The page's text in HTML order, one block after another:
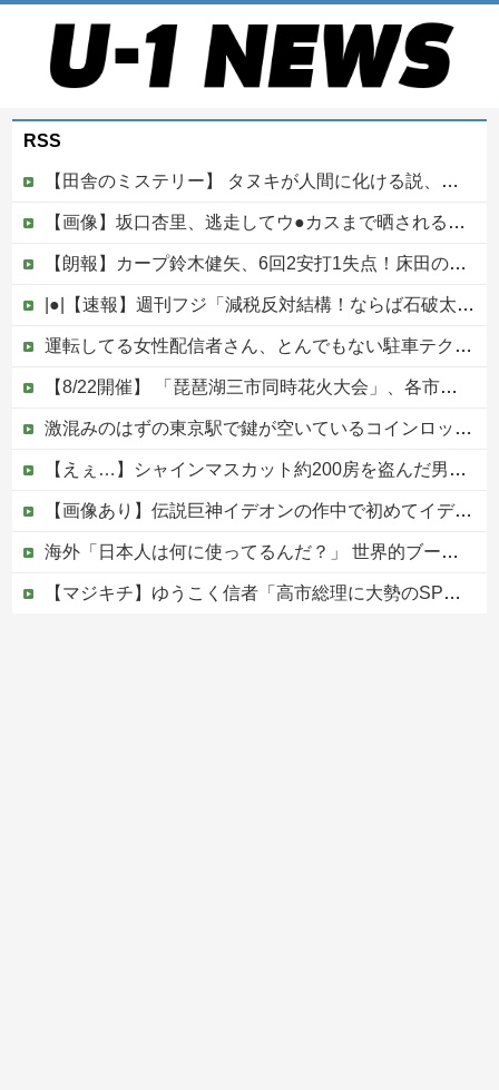
RSS
【田舎のミステリー】 タヌキが人間に化ける説、これ多分マジ
【画像】坂口杏里、逃走してウ●カスまで晒されるｗｗｗｗｗ
【朗報】カープ鈴木健矢、6回2安打1失点！床田の代役先発で快投し鯉党に絶賛される！
|●|【速報】週刊フジ「減税反対結構！ならば石破太郎と河野茂は離党してケジメをつけろ」
運転してる女性配信者さん、とんでもない駐車テクニックを見せつけてネット民をドン引きさせるｗｗｗｗｗｗ他
【8/22開催】 「琵琶湖三市同時花火大会」、各市公式「そんな花火大会は存在しない」→ 高価チケットを購入した人達がSNS阿鼻叫喚
激混みのはずの東京駅で鍵が空いているコインロッカーが散見、「ラッキー」と思って中を確認してみると……
【えぇ…】シャインマスカット約200房を盗んだ男の自宅を調べた結果ｗｗｗｗｗｗｗｗ
【画像あり】伝説巨神イデオンの作中で初めてイデオンガンを使用しその威力を目にした主人公達の反応がこちら…
海外「日本人は何に使ってるんだ？」 世界的ブームの日本の食品、買ってみたものの使い道が分からない外国人が続出
【マジキチ】ゆうこく信者「高市総理に大勢のSP。税金の無駄遣いです」→『山上のようなテロリストのせい』とリプされ「山上君が犯人だとまだ思っておら...